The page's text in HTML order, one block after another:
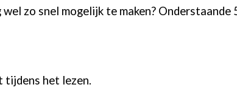
zo snel mogelijk te maken?
tijdens het lezen.